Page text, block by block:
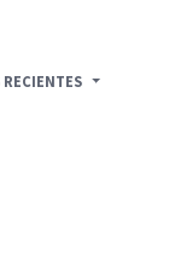
RECIENTES